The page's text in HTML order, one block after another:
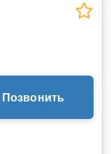
Позвонить